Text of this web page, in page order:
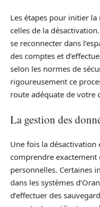
Les étapes pour initier
celles de la
se reconnecter dans
des comptes et
selon les normes de
rigoureusement ce
route adéquate de votre
La gestion des
Une fois la désactivation
comprendre exactement
personnelles. Certaines
dans les systèmes
d’effectuer des